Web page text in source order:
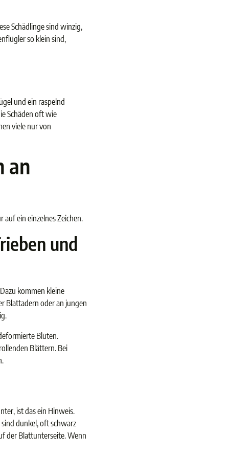
Schädlinge sind winzig,
so klein sind,
und ein raspelnd
Schäden oft wie
viele nur von
an
ein einzelnes Zeichen.
und
kommen kleine
Blattadern oder an jungen
Blüten.
Blättern. Bei
ist das ein Hinweis.
dunkel, oft schwarz
der Blattunterseite. Wenn